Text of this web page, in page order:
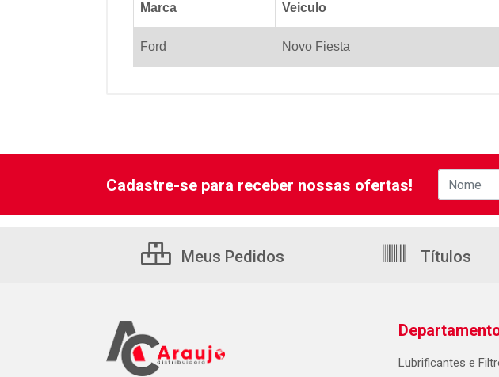
Marca Veiculo
Ford Novo Fiesta
Cadastre-se para receber nossas ofertas!
Meus Pedidos Títulos
Lubrificantes e